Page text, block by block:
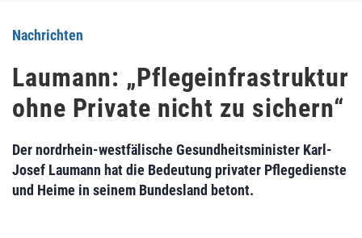
Nachrichten
Laumann: „Pflegeinfrastruktur
ohne Private nicht zu sichern“
Der nordrhein-westfälische Gesundheitsminister Karl-
Josef Laumann hat die Bedeutung privater Pflegedienste
und Heime in seinem Bundesland betont.